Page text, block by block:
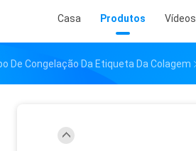
Casa Produtos Vídeos
De Congelação Da Etiqueta Da Colagem